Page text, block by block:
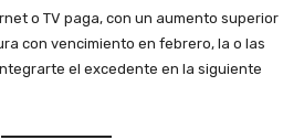
o TV paga, con un aumento superior
con vencimiento en febrero, la o las
el excedente en la siguiente